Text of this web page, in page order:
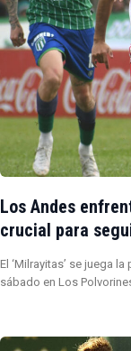
Los Andes
crucial para
El ‘Milrayitas’ se juega
sábado en Los